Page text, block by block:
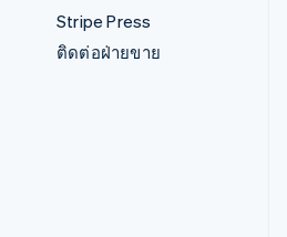
Stripe Press
ติดต่อฝ่ายขาย